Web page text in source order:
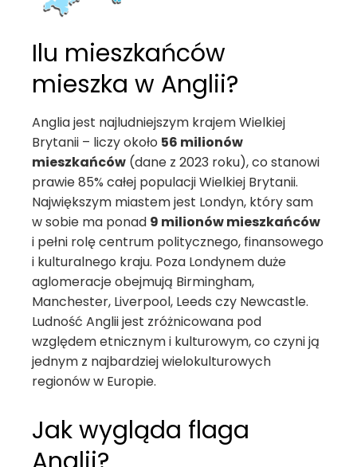
Ilu mieszkańców
mieszka w Anglii?
Anglia jest najludniejszym krajem Wielkiej
Brytanii – liczy około 56 milionów
mieszkańców (dane z 2023 roku), co stanowi
prawie 85% całej populacji Wielkiej Brytanii.
Największym miastem jest Londyn, który sam
w sobie ma ponad 9 milionów mieszkańców
i pełni rolę centrum politycznego, finansowego
i kulturalnego kraju. Poza Londynem duże
aglomeracje obejmują Birmingham,
Manchester, Liverpool, Leeds czy Newcastle.
Ludność Anglii jest zróżnicowana pod
względem etnicznym i kulturowym, co czyni ją
jednym z najbardziej wielokulturowych
regionów w Europie.
Jak wygląda flaga